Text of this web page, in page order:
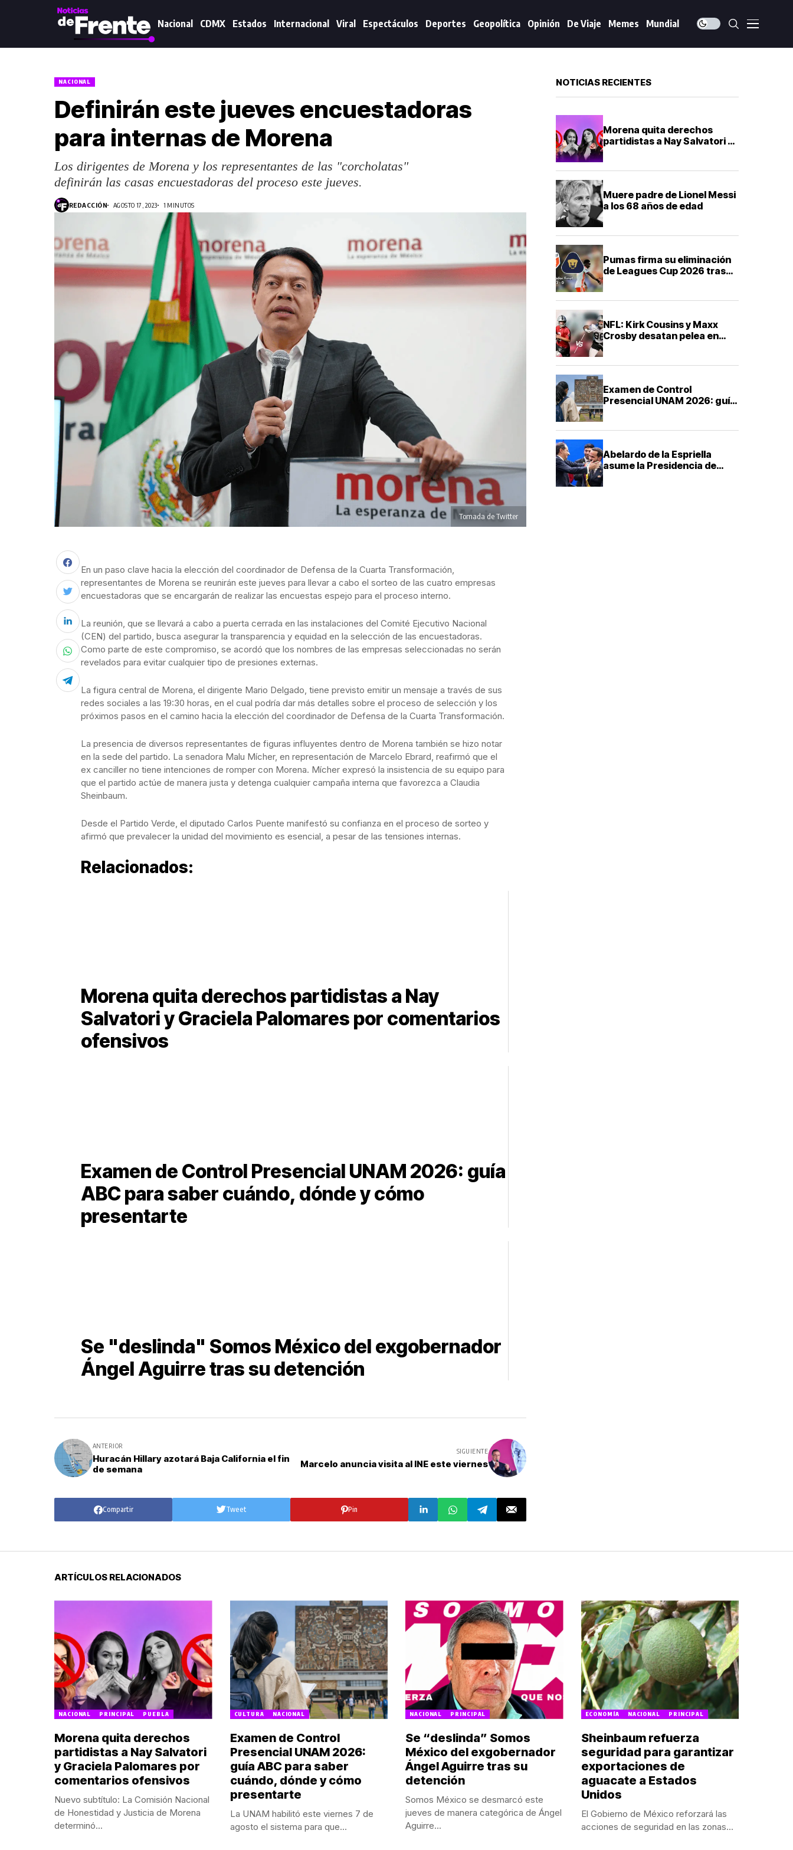
Nacional CDMX Estados Internacional Viral Espectáculos Deportes Geopolítica Opinión De Viaje Memes Mundial
NACIONAL
Definirán este jueves encuestadoras
para internas de Morena
Los dirigentes de Morena y los representantes de las "corcholatas"
definirán las casas encuestadoras del proceso este jueves.
REDACCIÓN AGOSTO 17, 2023 1 MINUTOS
Tomada de Twitter
En un paso clave hacia la elección del coordinador de Defensa de la Cuarta Transformación,
representantes de Morena se reunirán este jueves para llevar a cabo el sorteo de las cuatro empresas
encuestadoras que se encargarán de realizar las encuestas espejo para el proceso interno.
La reunión, que se llevará a cabo a puerta cerrada en las instalaciones del Comité Ejecutivo Nacional
(CEN) del partido, busca asegurar la transparencia y equidad en la selección de las encuestadoras.
Como parte de este compromiso, se acordó que los nombres de las empresas seleccionadas no serán
revelados para evitar cualquier tipo de presiones externas.
La figura central de Morena, el dirigente Mario Delgado, tiene previsto emitir un mensaje a través de sus
redes sociales a las 19:30 horas, en el cual podría dar más detalles sobre el proceso de selección y los
próximos pasos en el camino hacia la elección del coordinador de Defensa de la Cuarta Transformación.
La presencia de diversos representantes de figuras influyentes dentro de Morena también se hizo notar
en la sede del partido. La senadora Malu Mícher, en representación de Marcelo Ebrard, reafirmó que el
ex canciller no tiene intenciones de romper con Morena. Mícher expresó la insistencia de su equipo para
que el partido actúe de manera justa y detenga cualquier campaña interna que favorezca a Claudia
Sheinbaum.
Desde el Partido Verde, el diputado Carlos Puente manifestó su confianza en el proceso de sorteo y
afirmó que prevalecer la unidad del movimiento es esencial, a pesar de las tensiones internas.
Relacionados:
Morena quita derechos partidistas a Nay
Salvatori y Graciela Palomares por comentarios
ofensivos
Examen de Control Presencial UNAM 2026: guía
ABC para saber cuándo, dónde y cómo
presentarte
Se "deslinda" Somos México del exgobernador
Ángel Aguirre tras su detención
ANTERIOR
Huracán Hillary azotará Baja California el fin
de semana
SIGUIENTE
Marcelo anuncia visita al INE este viernes
Compartir Tweet Pin
NOTICIAS RECIENTES
Morena quita derechos
partidistas a Nay Salvatori y
Muere padre de Lionel Messi
a los 68 años de edad
Pumas firma su eliminación
de Leagues Cup 2026 tras
NFL: Kirk Cousins y Maxx
Crosby desatan pelea en
Examen de Control
Presencial UNAM 2026: guía
Abelardo de la Espriella
asume la Presidencia de
ARTÍCULOS RELACIONADOS
NACIONAL PRINCIPAL PUEBLA
Morena quita derechos
partidistas a Nay Salvatori
y Graciela Palomares por
comentarios ofensivos
Nuevo subtítulo: La Comisión Nacional
de Honestidad y Justicia de Morena
determinó...
CULTURA NACIONAL
Examen de Control
Presencial UNAM 2026:
guía ABC para saber
cuándo, dónde y cómo
presentarte
La UNAM habilitó este viernes 7 de
agosto el sistema para que...
NACIONAL PRINCIPAL
Se “deslinda” Somos
México del exgobernador
Ángel Aguirre tras su
detención
Somos México se desmarcó este
jueves de manera categórica de Ángel
Aguirre...
ECONOMÍA NACIONAL PRINCIPAL
Sheinbaum refuerza
seguridad para garantizar
exportaciones de
aguacate a Estados
Unidos
El Gobierno de México reforzará las
acciones de seguridad en las zonas...